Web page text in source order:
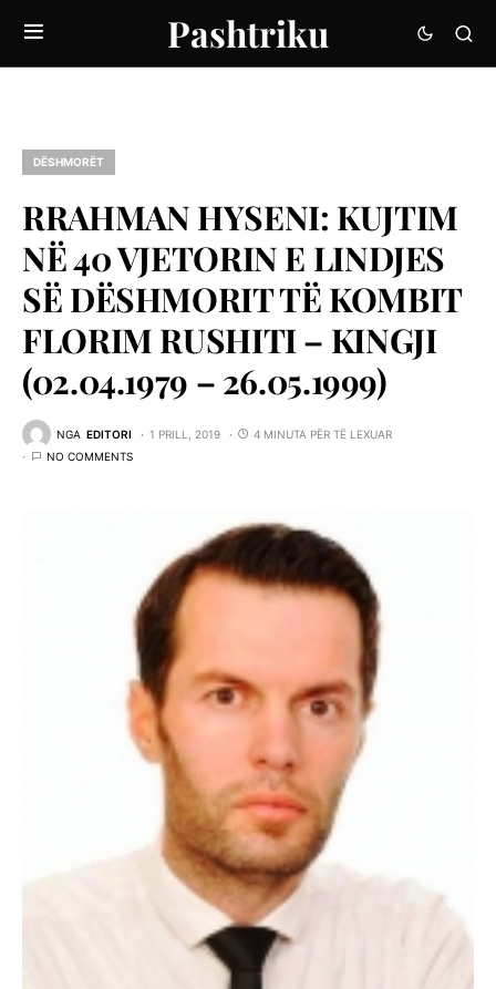
Pashtriku
DËSHMORËT
RRAHMAN HYSENI: KUJTIM
NË 40 VJETORIN E LINDJES
SË DËSHMORIT TË KOMBIT
FLORIM RUSHITI – KINGJI
(02.04.1979 – 26.05.1999)
NGA EDITORI 1 PRILL, 2019
4 MINUTA PËR TË LEXUAR
NO COMMENTS